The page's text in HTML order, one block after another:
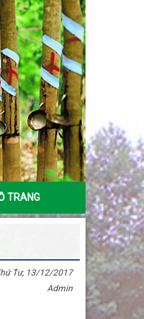
TRANG
Tư, 13/12/2017
Admin